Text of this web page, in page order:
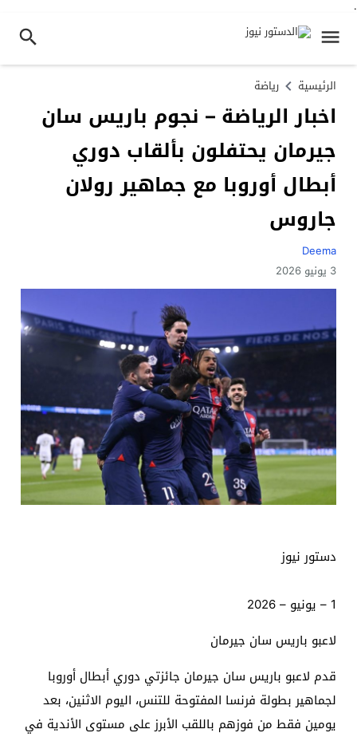
.
الرئيسية رياضة
اخبار الرياضة – نجوم باريس سان
جيرمان يحتفلون بألقاب دوري
أبطال أوروبا مع جماهير رولان
جاروس
Deema
3 يونيو 2026
دستور نيوز
1 – يونيو – 2026
لاعبو باريس سان جيرمان
قدم لاعبو باريس سان جيرمان جائزتي دوري أبطال أوروبا
لجماهير بطولة فرنسا المفتوحة للتنس، اليوم الاثنين، بعد
يومين فقط من فوزهم باللقب الأبرز على مستوى الأندية في